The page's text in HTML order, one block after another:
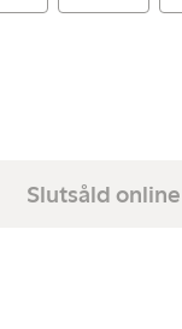
Slutsåld online